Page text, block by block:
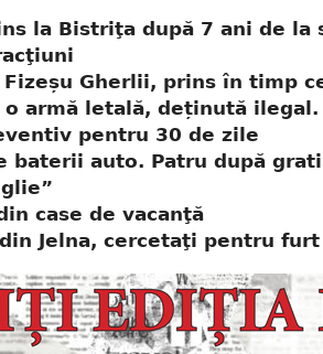
la Bistriţa după 7 ani de la
Gherlii, prins în timp
armă letală, deținută ilegal.
pentru 30 de zile
baterii auto. Patru după
case de vacanţă
Jelna, cercetaţi pentru furt